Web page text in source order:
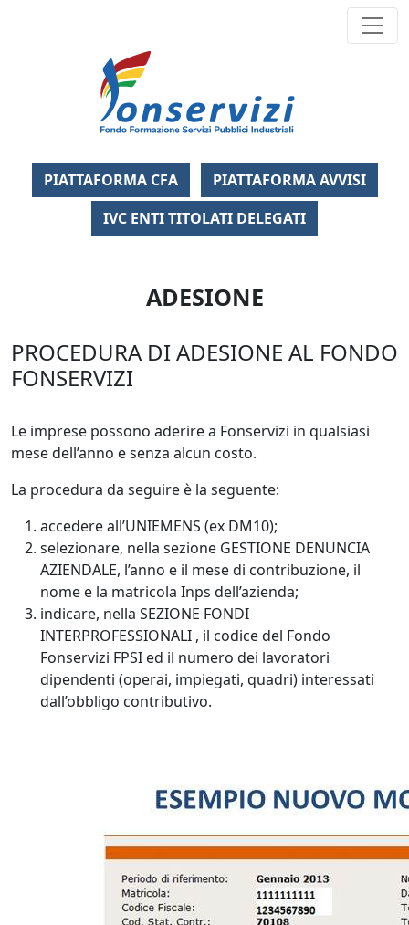
PIATTAFORMA CFA
PIATTAFORMA AVVISI
IVC ENTI TITOLATI DELEGATI
ADESIONE
PROCEDURA DI ADESIONE AL FONDO
FONSERVIZI
Le imprese possono aderire a Fonservizi in qualsiasi
mese dell’anno e senza alcun costo.
La procedura da seguire è la seguente:
accedere all’UNIEMENS (ex DM10);
selezionare, nella sezione GESTIONE DENUNCIA
AZIENDALE, l’anno e il mese di contribuzione, il
nome e la matricola Inps dell’azienda;
indicare, nella SEZIONE FONDI
INTERPROFESSIONALI , il codice del Fondo
Fonservizi FPSI ed il numero dei lavoratori
dipendenti (operai, impiegati, quadri) interessati
dall’obbligo contributivo.